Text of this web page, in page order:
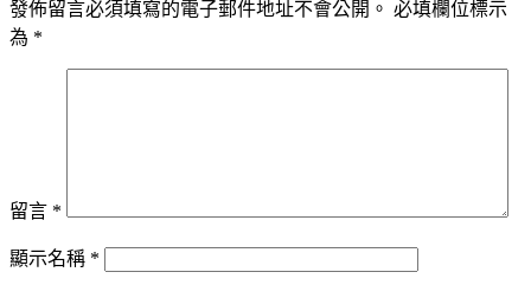
發佈留言必須填寫的電子郵件地址不會公開。 必填欄位標示
為 *
留言 *
顯示名稱 *